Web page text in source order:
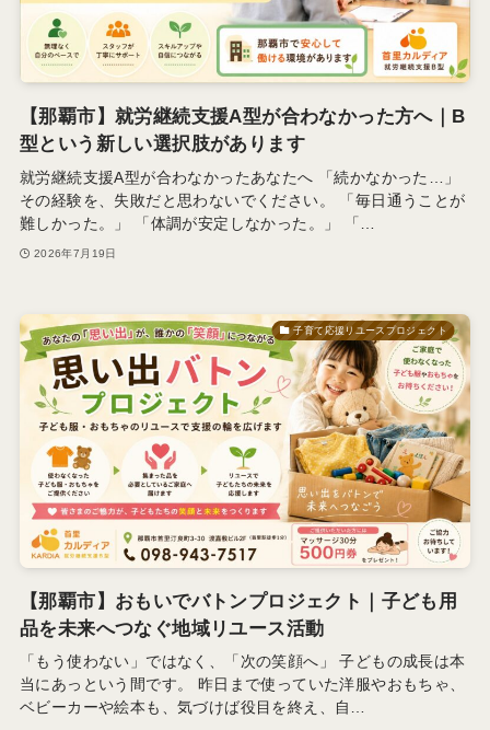
【那覇市】就労継続支援A型が合わなかった方へ｜B
型という新しい選択肢があります
就労継続支援A型が合わなかったあなたへ 「続かなかった…」
その経験を、失敗だと思わないでください。 「毎日通うことが
難しかった。」 「体調が安定しなかった。」 「…
2026年7月19日
子育て応援リユースプロジェクト
【那覇市】おもいでバトンプロジェクト｜子ども用
品を未来へつなぐ地域リユース活動
「もう使わない」ではなく、「次の笑顔へ」 子どもの成長は本
当にあっという間です。 昨日まで使っていた洋服やおもちゃ、
ベビーカーや絵本も、気づけば役目を終え、自…